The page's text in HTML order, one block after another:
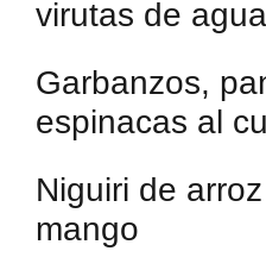
virutas de
Garbanzos,
espinacas al
Niguiri de
mango